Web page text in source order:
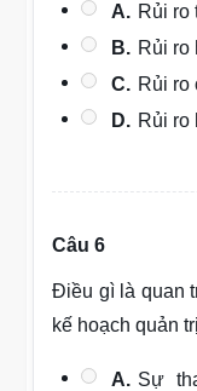
A. Rủi ro
B. Rủi ro
C. Rủi ro
D. Rủi ro
Câu 6
Điều gì là quan
kế hoạch quản
A. Sự